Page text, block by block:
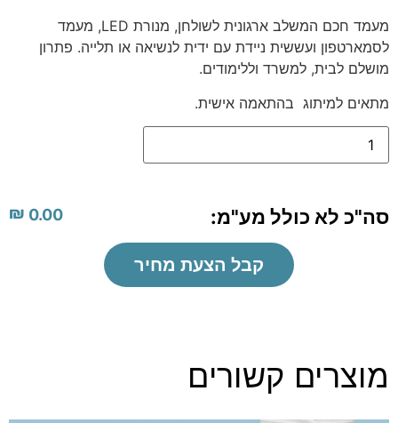
מעמד חכם המשלב ארגונית לשולחן, מנורת LED, מעמד
לסמארטפון ועששית ניידת עם ידית לנשיאה או תלייה. פתרון
מושלם לבית, למשרד וללימודים.
מתאים למיתוג בהתאמה אישית.
סה"כ לא כולל מע"מ: ₪ 0.00
קבל הצעת מחיר
מוצרים קשורים